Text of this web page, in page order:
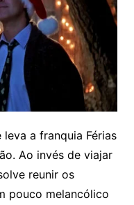
leva a franquia Férias
Ao invés de viajar
reunir os
pouco melancólico